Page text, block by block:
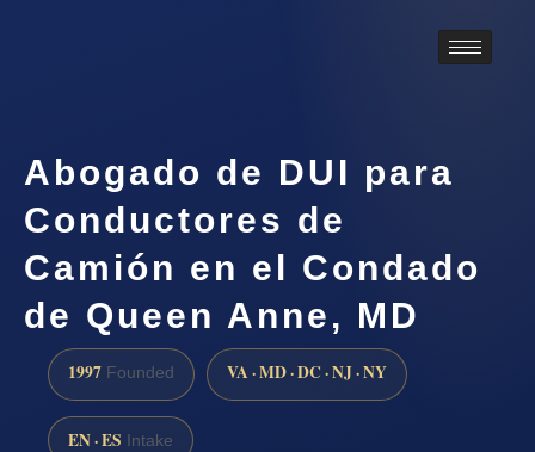
Abogado de DUI para
Conductores de
Camión en el Condado
de Queen Anne, MD
1997 Founded VA · MD · DC · NJ · NY
EN · ES Intake